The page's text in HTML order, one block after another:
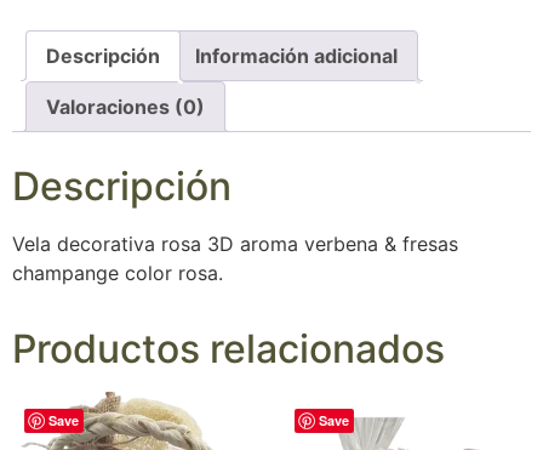
Descripción Información adicional
Valoraciones (0)
Descripción
Vela decorativa rosa 3D aroma verbena & fresas
champange color rosa.
Productos relacionados
Save Save